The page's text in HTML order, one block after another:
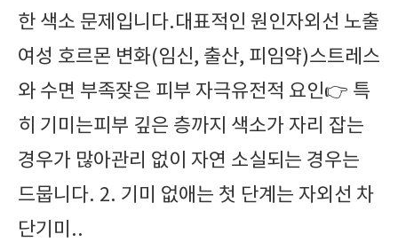
한 색소 문제입니다.대표적인 원인자외선 노출
여성 호르몬 변화(임신, 출산, 피임약)스트레스
와 수면 부족잦은 피부 자극유전적 요인👉 특
히 기미는피부 깊은 층까지 색소가 자리 잡는
경우가 많아관리 없이 자연 소실되는 경우는
드뭅니다. 2. 기미 없애는 첫 단계는 자외선 차
단기미..